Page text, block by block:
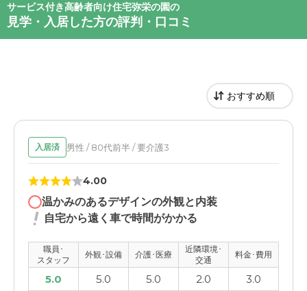
サービス付き高齢者向け住宅弥栄の園の
見学・入居した方の評判・口コミ
入居済 男性 / 80代前半 / 要介護3
4.00
温かみのあるデザインの外観と内装
自宅から遠く車で時間がかかる
職員･
スタッフ
外観･設備 介護･医療
近隣環境･
交通
料金･費用
5.0 5.0 5.0 2.0 3.0